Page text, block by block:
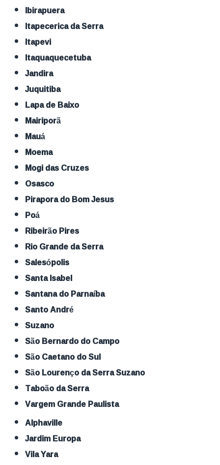
Ibirapuera
Itapecerica da Serra
Itapevi
Itaquaquecetuba
Jandira
Juquitiba
Lapa de Baixo
Mairiporã
Mauá
Moema
Mogi das Cruzes
Osasco
Pirapora do Bom Jesus
Poá
Ribeirão Pires
Rio Grande da Serra
Salesópolis
Santa Isabel
Santana do Parnaíba
Santo André
Suzano
São Bernardo do Campo
São Caetano do Sul
São Lourenço da Serra Suzano
Taboão da Serra
Vargem Grande Paulista
Alphaville
Jardim Europa
Vila Yara